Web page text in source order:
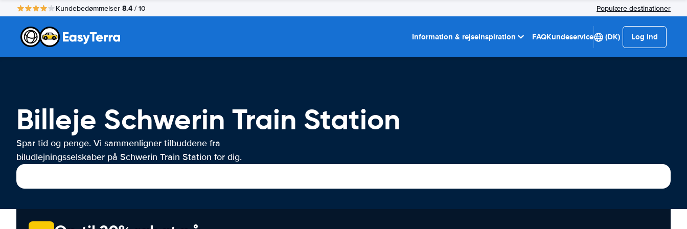
Kundebedømmelser 8.4 / 10 Populære destinationer
Information & rejseinspiration FAQKundeservice (DK) Log ind
Billeje Schwerin Train Station
Spar tid og penge. Vi sammenligner tilbuddene fra
biludlejningsselskaber på Schwerin Train Station for dig.